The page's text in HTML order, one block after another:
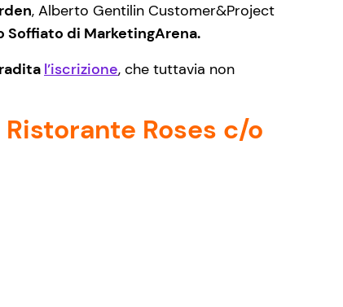
, Alberto Gen­ti­lin Customer&Project
Soffiato di MarketingArena.
l’iscrizione, che tuttavia non
Roses c/o